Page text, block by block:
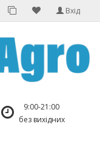
Вхід
9:00-21:00
без вихідних